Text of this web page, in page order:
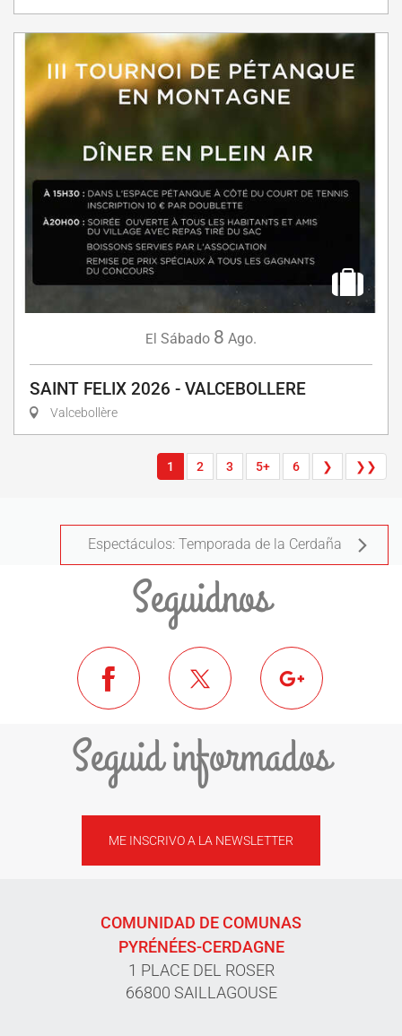
El Sábado 8 Ago.
SAINT FELIX 2026 - VALCEBOLLERE
Valcebollère
1 2 3 5+ 6 ❯ ❯❯
Espectáculos: Temporada de la Cerdaña
Seguidnos
Seguid informados
ME INSCRIVO A LA NEWSLETTER
COMUNIDAD DE COMUNAS
PYRÉNÉES-CERDAGNE
1 PLACE DEL ROSER
66800 SAILLAGOUSE